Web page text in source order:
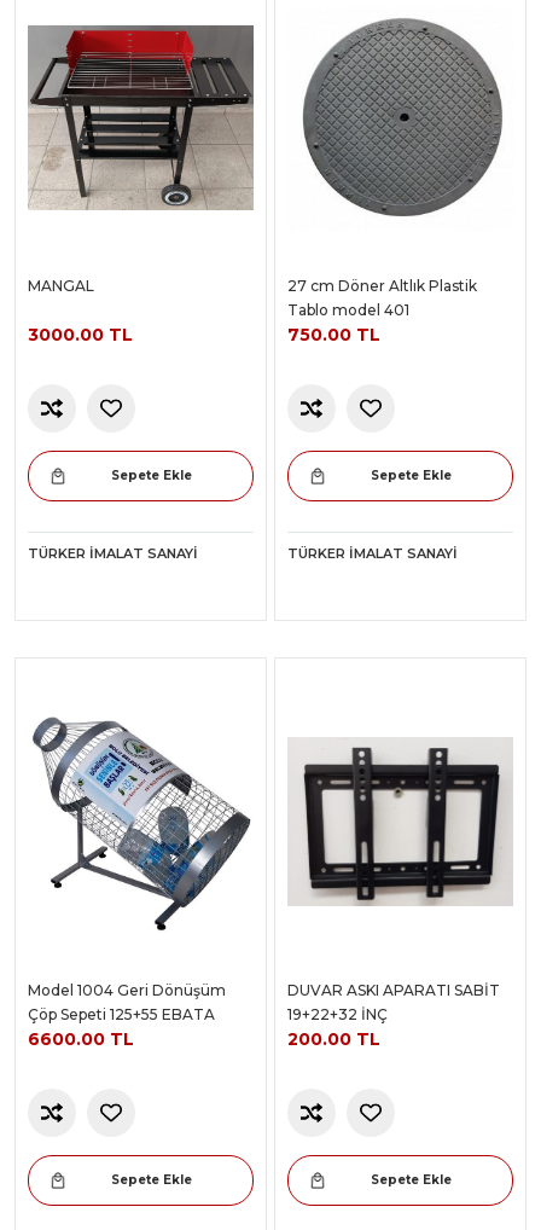
MANGAL
3000.00 TL
Sepete Ekle
TÜRKER İMALAT SANAYI
27 cm Döner Altlık Plastik
Tablo model 401
750.00 TL
Sepete Ekle
TÜRKER İMALAT SANAYI
Model 1004 Geri Dönüşüm
Çöp Sepeti 125+55 EBATA
6600.00 TL
Sepete Ekle
DUVAR ASKI APARATI SABİT
19+22+32 İNÇ
200.00 TL
Sepete Ekle